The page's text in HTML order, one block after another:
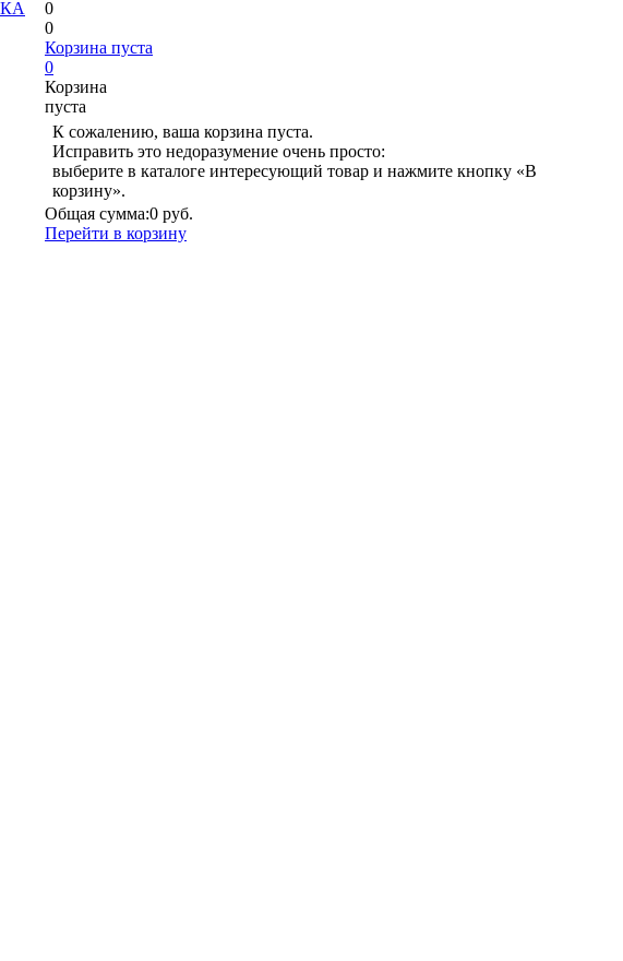
0
0
Корзина пуста
0
Корзина
пуста
К сожалению, ваша корзина пуста.
Исправить это недоразумение очень просто:
выберите в каталоге интересующий товар и нажмите кнопку «В
корзину».
Общая сумма:0 руб.
Перейти в корзину